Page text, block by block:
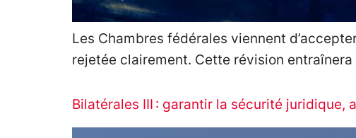
Les Chambres fédérales viennent
rejetée clairement. Cette révision
Bilatérales III : garantir la sécurité juridique,